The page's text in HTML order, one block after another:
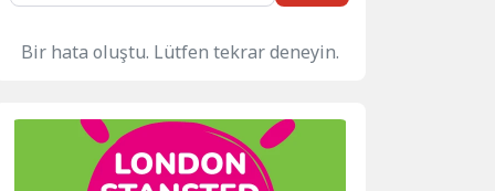
Bir hata oluştu. Lütfen tekrar deneyin.